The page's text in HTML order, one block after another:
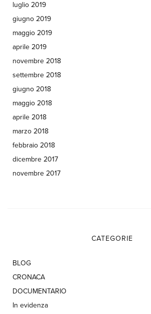
luglio 2019
giugno 2019
maggio 2019
aprile 2019
novembre 2018
settembre 2018
giugno 2018
maggio 2018
aprile 2018
marzo 2018
febbraio 2018
dicembre 2017
novembre 2017
CATEGORIE
BLOG
CRONACA
DOCUMENTARIO
In evidenza